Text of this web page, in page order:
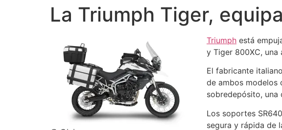
La Triumph Tiger,
Triumph está
y Tiger 800XC,
El fabricante
de ambos modelos
sobredepósito, una
Los soportes
segura y rápida de